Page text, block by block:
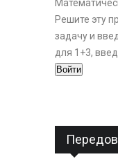
Решите эту
задачу и
для 1+3,